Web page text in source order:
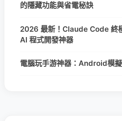
的隱藏功能與省電秘訣
2026 最新！Claude Code 終
AI 程式開發神器
電腦玩手游神器：Android模